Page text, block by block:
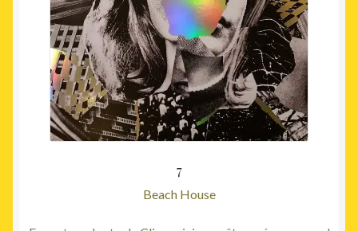
7
Beach House